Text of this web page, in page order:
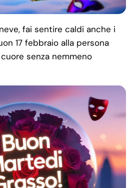
fai sentire caldi anche i
17 febbraio alla persona
senza nemmeno